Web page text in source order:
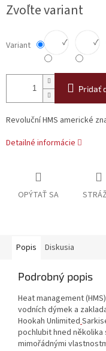
cena:
Zvoľte variant
Variant ✓ ✓
Pridať
Revoluční HMS americké
Detailné informácie
OPÝTAŤ SA
Popis Diskusia
Podrobný popis
Heat management
vodních dýmek a
Hookah Unlimited
pochlubit hned
mimořádnými